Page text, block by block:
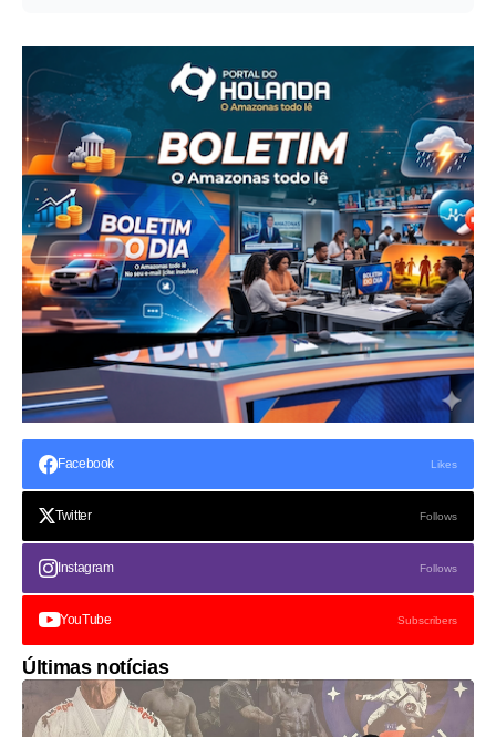
Facebook Likes
Twitter Follows
Instagram Follows
YouTube Subscribers
Últimas notícias